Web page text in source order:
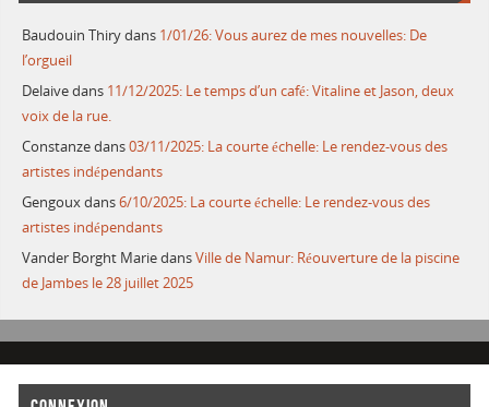
Baudouin Thirydans 1/01/26: Vous aurez de mes nouvelles: De
l’orgueil
Delaivedans 11/12/2025: Le temps d’un café: Vitaline et Jason, deux
voix de la rue.
Constanzedans03/11/2025: La courte échelle: Le rendez-vous des
artistes indépendants
Gengouxdans6/10/2025: La courte échelle: Le rendez-vous des
artistes indépendants
Vander Borght MariedansVille de Namur: Réouverture de la piscine
de Jambes le 28 juillet 2025